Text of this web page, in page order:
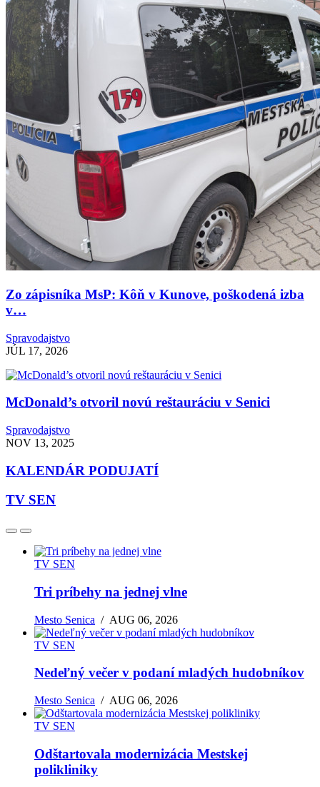
Zo zápisníka MsP: Kôň v Kunove, poškodená izba
v…
Spravodajstvo
JÚL 17, 2026
McDonald’s otvoril novú reštauráciu v Senici
Spravodajstvo
NOV 13, 2025
KALENDÁR PODUJATÍ
TV SEN
TV SEN
Tri príbehy na jednej vlne
Mesto Senica /AUG 06, 2026
TV SEN
Nedeľný večer v podaní mladých hudobníkov
Mesto Senica /AUG 06, 2026
TV SEN
Odštartovala modernizácia Mestskej
polikliniky